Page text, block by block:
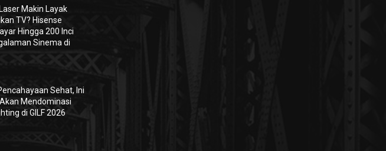
Makin Layak
TV? Hisense
Hingga 200 Inci
Sinema di
Sehat, Ini
Mendominasi
di GILF 2026